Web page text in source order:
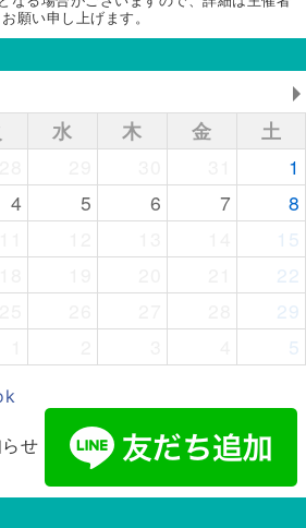
願い申し上げます。
水 木 金
土
1
4 5 6 7
8
15
22
29
5
せ